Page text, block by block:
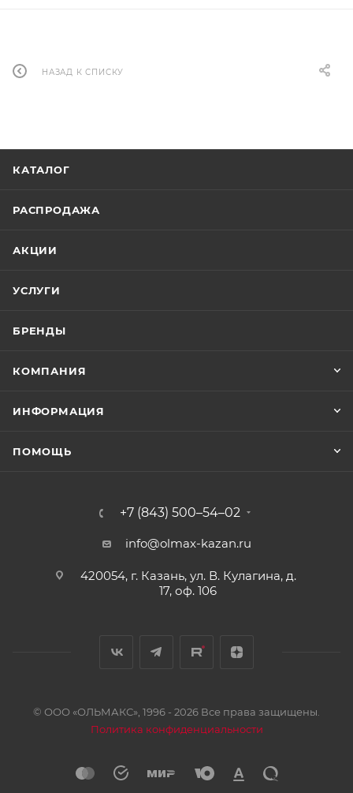
НАЗАД К СПИСКУ
КАТАЛОГ
РАСПРОДАЖА
АКЦИИ
УСЛУГИ
БРЕНДЫ
КОМПАНИЯ
ИНФОРМАЦИЯ
ПОМОЩЬ
+7 (843) 500–54–02
info@olmax-kazan.ru
420054, г. Казань, ул. В. Кулагина, д.
17, оф. 106
© ООО «ОЛЬМАКС», 1996 - 2026 Все права защищены.
Политика конфиденциальности